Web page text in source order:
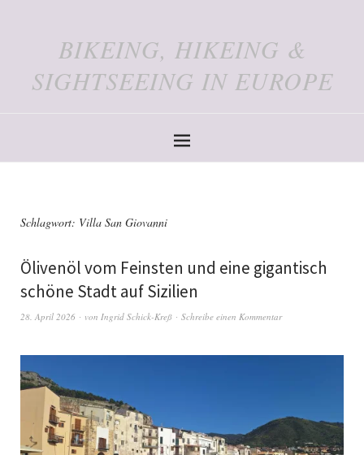
BIKEING, HIKEING &
SIGHTSEEING IN EUROPE
Schlagwort: Villa San Giovanni
Ölivenöl vom Feinsten und eine gigantisch
schöne Stadt auf Sizilien
28. April 2026 von Ingrid Schick-Kreß Schreibe einen Kommentar